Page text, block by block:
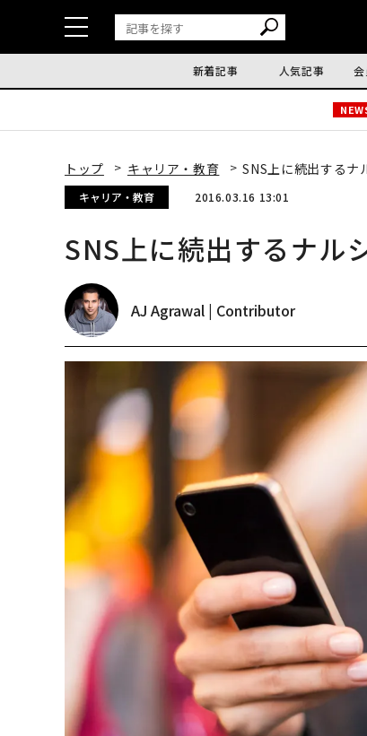
新着記事 人気記事
トップ キャリア・教育 SNS上に続出するナ
キャリア・教育 2016.03.16 13:01
SNS上に続出するナル
AJ Agrawal | Contributor